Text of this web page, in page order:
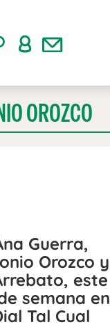
OROZCO
Guerra,
Orozco y
este
semana en
Tal Cual